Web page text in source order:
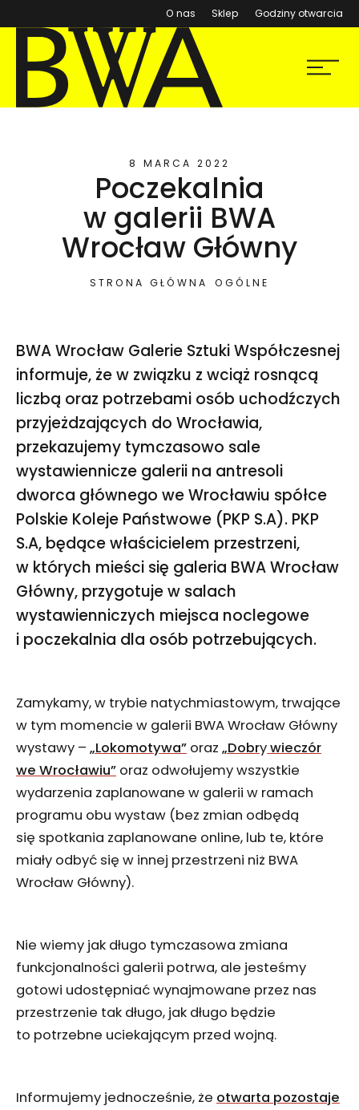
O nas Sklep (otwiera się w nowym
Godziny otwarcia
BWA Wrocław
Galerie Sztuki Współczesnej
Menu
8 MARCA 2022
Poczekalnia
w galerii BWA
Wrocław Główny
STRONA GŁÓWNA OGÓLNE
BWA Wrocław Galerie Sztuki Współczesnej
informuje, że w związku z wciąż rosnącą
liczbą oraz potrzebami osób uchodźczych
przyjeżdzających do Wrocławia,
przekazujemy tymczasowo sale
wystawiennicze galerii na antresoli
dworca głównego we Wrocławiu spółce
Polskie Koleje Państwowe (PKP S.A). PKP
S.A, będące właścicielem przestrzeni,
w których mieści się galeria BWA Wrocław
Główny, przygotuje w salach
wystawienniczych miejsca noclegowe
i poczekalnia dla osób potrzebujących.
Zamykamy, w trybie natychmiastowym, trwające
w tym momencie w galerii BWA Wrocław Główny
wystawy – „Lokomotywa” oraz „Dobrywieczór
we Wrocławiu” oraz odwołujemy wszystkie
wydarzenia zaplanowane w galerii w ramach
programu obu wystaw (bez zmian odbędą
się spotkania zaplanowane online, lub te, które
miały odbyć się w innej przestrzeni niż BWA
Wrocław Główny).
Nie wiemy jak długo tymczasowa zmiana
funkcjonalności galerii potrwa, ale jesteśmy
gotowi udostępniać wynajmowane przez nas
przestrzenie tak długo, jak długo będzie
to potrzebne uciekającym przed wojną.
Informujemy jednocześnie, że otwarta pozostaje